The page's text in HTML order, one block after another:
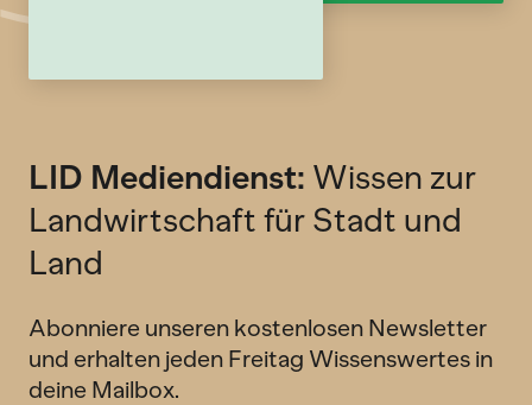
LID Mediendienst: Wissen zur
Landwirtschaft für Stadt und
Land
Abonniere unseren kostenlosen Newsletter
und erhalten jeden Freitag Wissenswertes in
deine Mailbox.